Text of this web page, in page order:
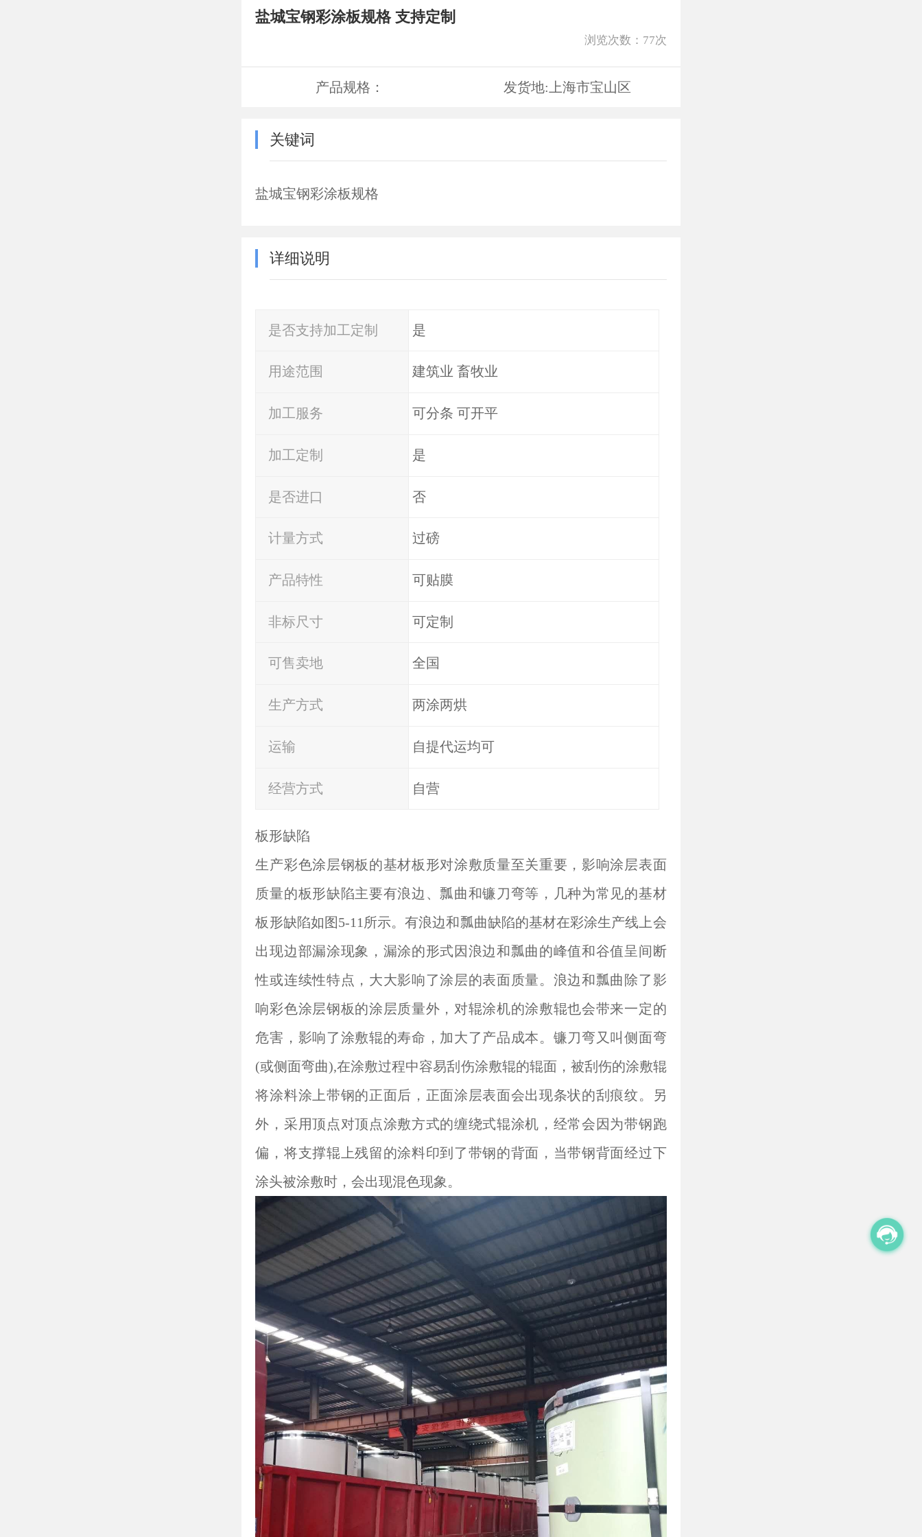
盐城宝钢彩涂板规格 支持定制
浏览次数： 77次
产品规格： 发货地: 上海市宝山区
关键词
盐城宝钢彩涂板规格
详细说明
是否支持加工定制 是
用途范围 建筑业 畜牧业
加工服务 可分条 可开平
加工定制 是
是否进口 否
计量方式 过磅
产品特性 可贴膜
非标尺寸 可定制
可售卖地 全国
生产方式 两涂两烘
运输 自提代运均可
经营方式 自营
板形缺陷
生产彩色涂层钢板的基材板形对涂敷质量至关重要，影响涂层表面
质量的板形缺陷主要有浪边、瓢曲和镰刀弯等，几种为常见的基材
板形缺陷如图5-11所示。有浪边和瓢曲缺陷的基材在彩涂生产线上会
出现边部漏涂现象，漏涂的形式因浪边和瓢曲的峰值和谷值呈间断
性或连续性特点，大大影响了涂层的表面质量。浪边和瓢曲除了影
响彩色涂层钢板的涂层质量外，对辊涂机的涂敷辊也会带来一定的
危害，影响了涂敷辊的寿命，加大了产品成本。镰刀弯又叫侧面弯
(或侧面弯曲),在涂敷过程中容易刮伤涂敷辊的辊面，被刮伤的涂敷辊
将涂料涂上带钢的正面后，正面涂层表面会出现条状的刮痕纹。另
外，采用顶点对顶点涂敷方式的缠绕式辊涂机，经常会因为带钢跑
偏，将支撑辊上残留的涂料印到了带钢的背面，当带钢背面经过下
涂头被涂敷时，会出现混色现象。